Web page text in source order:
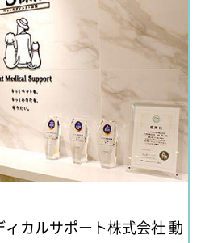
カルサポート株式会社動